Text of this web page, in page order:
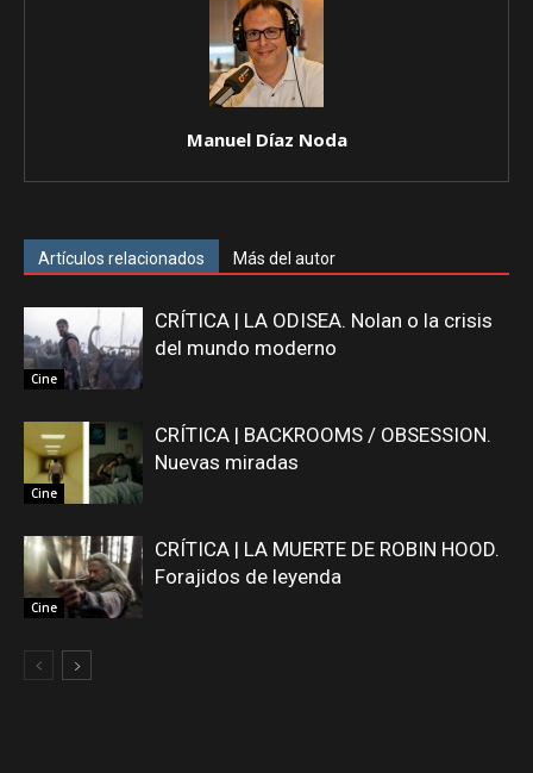
Manuel Díaz Noda
Artículos relacionados Más del autor
Cine
CRÍTICA | LA ODISEA. Nolan o la crisis
del mundo moderno
Cine
CRÍTICA | BACKROOMS / OBSESSION.
Nuevas miradas
Cine
CRÍTICA | LA MUERTE DE ROBIN HOOD.
Forajidos de leyenda